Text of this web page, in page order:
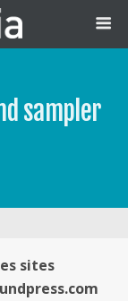
sampler
sites